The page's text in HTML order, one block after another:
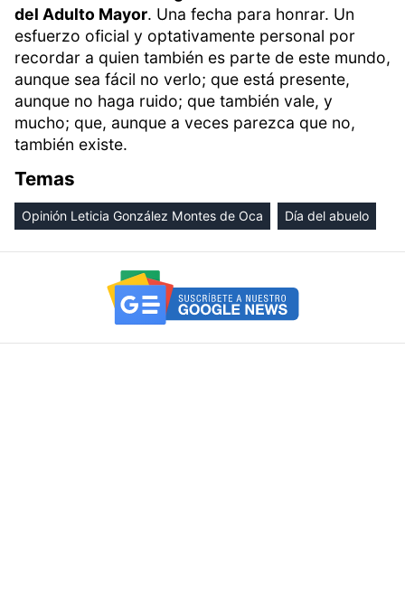
del Adulto Mayor. Una fecha para honrar. Un
esfuerzo oficial y optativamente personal por
recordar a quien también es parte de este mundo,
aunque sea fácil no verlo; que está presente,
aunque no haga ruido; que también vale, y
mucho; que, aunque a veces parezca que no,
también existe.
Temas
Opinión Leticia González Montes de Oca Día del abuelo